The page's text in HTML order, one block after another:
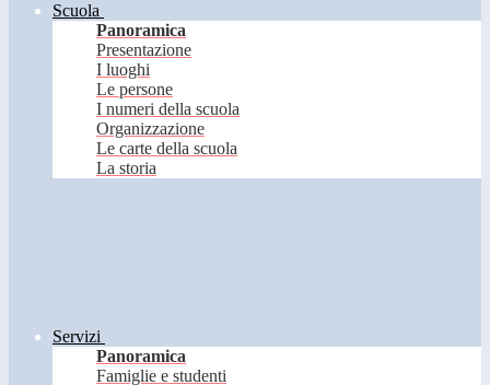
Scuola
Panoramica
Presentazione
I luoghi
Le persone
I numeri della scuola
Organizzazione
Le carte della scuola
La storia
Servizi
Panoramica
Famiglie e studenti